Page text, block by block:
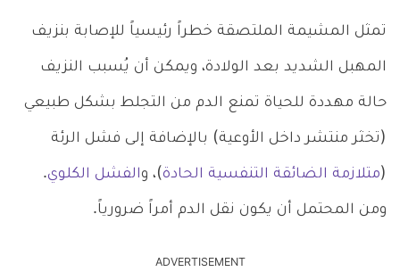
تمثل المشيمة الملتصقة خطراً رئيسياً للإصابة بنزيف
المهبل الشديد بعد الولادة، ويمكن أن يُسبب النزيف
حالة مهددة للحياة تمنع الدم من التجلط بشكل طبيعي
(تخثر منتشر داخل الأوعية) بالإضافة إلى فشل الرئة
(متلازمة الضائقة التنفسية الحادة)، والفشل الكلوي.
ومن المحتمل أن يكون نقل الدم أمراً ضرورياً.
ADVERTISEMENT